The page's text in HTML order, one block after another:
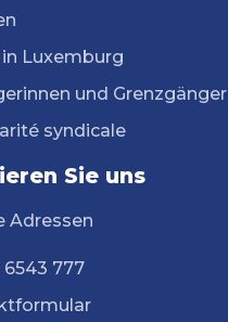
Luxemburg
und Grenzgänger
syndicale
Sie uns
Adressen
6543 777